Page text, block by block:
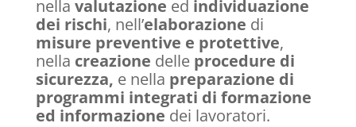
nella valutazione ed individuazione
dei rischi, nell’elaborazione di
misure preventive e protettive,
nella creazione delle procedure di
sicurezza, e nella preparazione di
programmi integrati di formazione
ed informazione dei lavoratori.